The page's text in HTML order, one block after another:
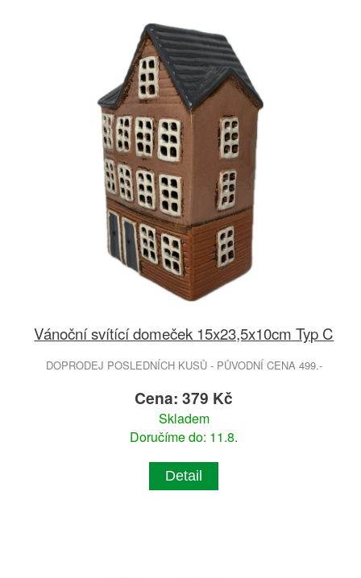
Vánoční svítící domeček 15x23,5x10cm Typ C
DOPRODEJ POSLEDNÍCH KUSŮ - PŮVODNÍ CENA 499.-
Cena: 379 Kč
Skladem
Doručíme do: 11.8.
Detail